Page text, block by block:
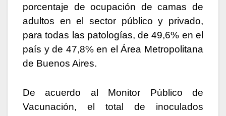
porcentaje de ocupación de camas de
adultos en el sector público y privado,
para todas las patologías, de 49,6% en el
país y de 47,8% en el Área Metropolitana
de Buenos Aires.
De acuerdo al Monitor Público de
Vacunación, el total de inoculados